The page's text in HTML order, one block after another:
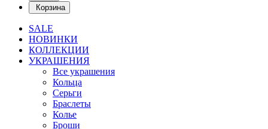
Корзина
SALE
НОВИНКИ
КОЛЛЕКЦИИ
УКРАШЕНИЯ
Все украшения
Кольца
Серьги
Браслеты
Колье
Броши